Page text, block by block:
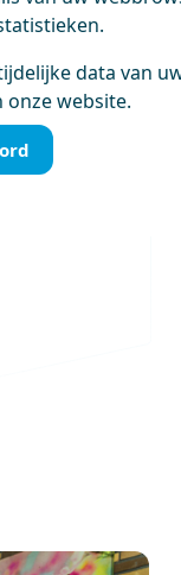
data van
onze website.